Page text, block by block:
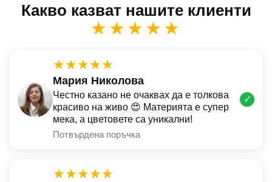
Какво казват нашите клиенти
★★★★★
★★★★★
Мария Николова
Честно казано не очаквах да е толкова
красиво на живо 😍 Материята е супер
мека, а цветовете са уникални!
Потвърдена поръчка
✓
★★★★★